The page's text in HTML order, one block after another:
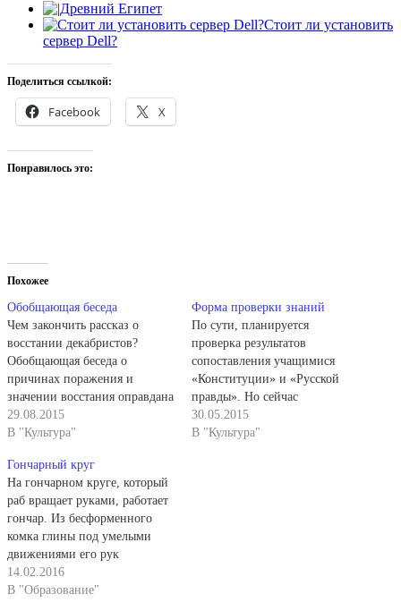
Древний Египет
Стоит ли установить
сервер Dell?
Поделиться ссылкой:
Facebook X
Понравилось это:
Похожее
Обобщающая беседа
Чем закончить рассказ о
восстании декабристов?
Обобщающая беседа о
причинах поражения и
значении восстания оправдана
с позиции логики
исторического исследования.
разрушит образно-
эмоциональную картину
событий, воспринятую
учащимися по ходу рассказа,
вернет их в положение
сторонних наблюдателей и
знающих все наперед судей,
погасит интерес к
29.08.2015
В "Культура"
Форма проверки знаний
По сути, планируется
проверка результатов
сопоставления учащимися
«Конституции» и «Русской
правды». Но сейчас
необычная форма проверки
знаний и умений требует от
30.05.2015
В "Культура"
Гончарный круг
На гончарном круге, который
раб вращает руками, работает
гончар. Из бесформенного
комка глины под умелыми
движениями его рук
получается сосуд.
Изготовленные сосуды до
14.02.2016
В "Образование"